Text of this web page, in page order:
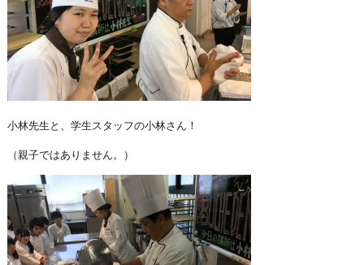
小林先生と、学生スタッフの小林さん！
（親子ではありません。）